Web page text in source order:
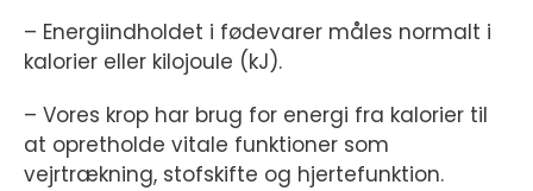
– Energiindholdet i fødevarer måles normalt i
kalorier eller kilojoule (kJ).
– Vores krop har brug for energi fra kalorier til
at opretholde vitale funktioner som
vejrtrækning, stofskifte og hjertefunktion.